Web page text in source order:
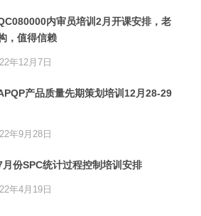
内审员培训2月开课安排，老
，值得信赖
年12月7日
产品质量先期策划培训12月28-29
年9月28日
月份SPC统计过程控制培训安排
年4月19日